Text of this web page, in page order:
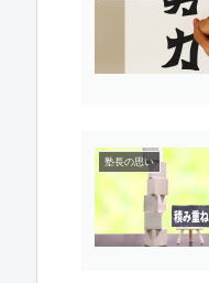
塾長の思い